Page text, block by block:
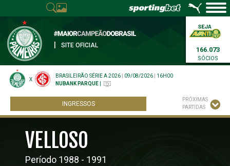
SITE OFICIAL
166.073
SÓCIOS
X
BRASILEIRÃO SÉRIE A 2026 09/08/2026
16H00
NUBANK PARQUE
INGRESSOS
PRÓXIMAS
PARTIDAS
VELLOSO
Período 1988 - 1991